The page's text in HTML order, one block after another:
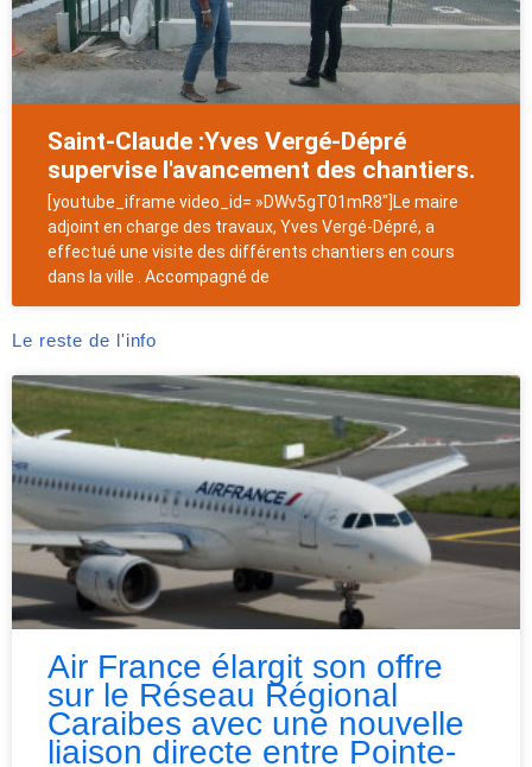
Saint-Claude :Yves Vergé-Dépré
supervise l'avancement des chantiers.
[youtube_iframe video_id= »DWv5gT01mR8″]Le maire
adjoint en charge des travaux, Yves Vergé-Dépré, a
effectué une visite des différents chantiers en cours
dans la ville . Accompagné de
Le reste de l'info
Air France élargit son offre
sur le Réseau Régional
Caraibes avec une nouvelle
liaison directe entre Pointe-